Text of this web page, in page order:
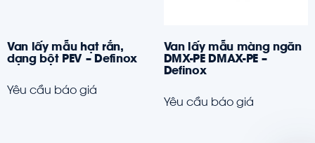
Van lấy mẫu hạt rắn,
dạng bột PEV – Definox
Yêu cầu báo giá
Van lấy mẫu màng ngăn
DMX-PE DMAX-PE –
Definox
Yêu cầu báo giá